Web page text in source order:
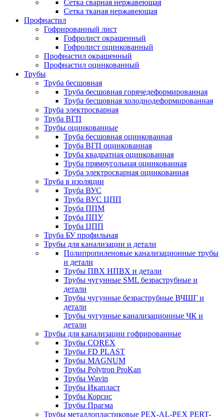
Сетка сварная нержавеющая
Сетка тканая нержавеющая
Профнастил
Гофрированный лист
Гофролист окрашенный
Гофролист оцинкованный
Профнастил окрашенный
Профнастил оцинкованный
Трубы
Труба бесшовная
Труба бесшовная горячедеформированная
Труба бесшовная холоднодеформированная
Труба электросварная
Труба ВГП
Трубы оцинкованные
Труба бесшовная оцинкованная
Труба ВГП оцинкованная
Труба квадратная оцинкованная
Труба прямоугольная оцинкованная
Труба электросварная оцинкованная
Труба в изоляции
Труба ВУС
Труба ВУС ЦПП
Труба ППМ
Труба ППУ
Труба ЦПП
Труба БУ профильная
Трубы для канализации и детали
Полипропиленовые канализационные трубы
и детали
Трубы ПВХ НПВХ и детали
Трубы чугунные SML безраструбные и
детали
Трубы чугунные безраструбные ВЧШГ и
детали
Трубы чугунные канализационные ЧК и
детали
Трубы для канализации гофрированные
Трубы COREX
Трубы FD PLAST
Трубы MAGNUM
Трубы Polytron ProKan
Трубы Wavin
Трубы Икапласт
Трубы Корсис
Трубы Прагма
Трубы металлопластиковые PEX-AL-PEX PERT-